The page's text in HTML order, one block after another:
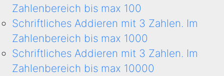
Zahlenbereich bis max 100
Schriftliches Addieren mit 3 Zahlen. Im
Zahlenbereich bis max 1000
Schriftliches Addieren mit 3 Zahlen. Im
Zahlenbereich bis max 10000